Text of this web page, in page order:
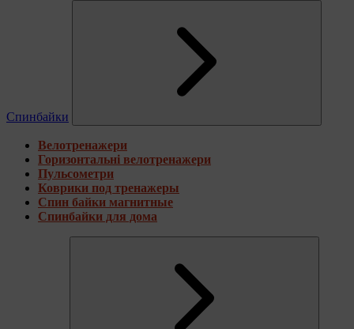
Спинбайки
Велотренажери
Горизонтальні велотренажери
Пульсометри
Коврики под тренажеры
Спин байки магнитные
Спинбайки для дома